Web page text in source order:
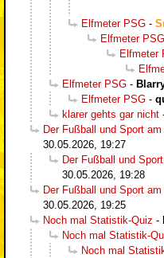
Elfmeter PSG -
Elfmeter PSG
Elfmeter
Elfmeter PSG -
Elfmeter PSG -
klarer gehts gar nicht
Der Fußball und Sport
30.05.2026, 19:27
Der Fußball und
30.05.2026, 19:28
Der Fußball und Sport
30.05.2026, 19:25
Noch mal Statistik-Quiz -
Noch mal Statistik-
Noch mal